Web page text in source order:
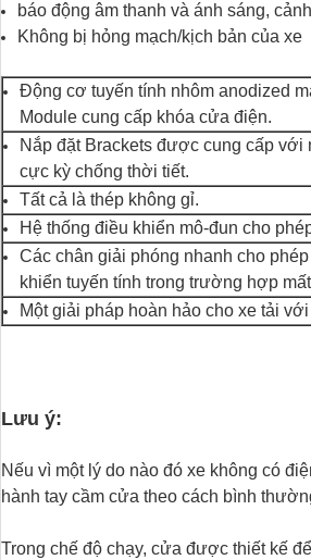
báo động âm thanh và ánh sáng,
Không bị hỏng mạch/kịch bản của xe
Động cơ tuyến tính nhôm anodized
Module cung cấp khóa cửa điện.
Nắp đặt Brackets được cung cấp
cực kỳ chống thời tiết.
Tất cả là thép không gỉ.
Hệ thống điều khiển mô-đun cho
Các chân giải phóng nhanh cho
khiển tuyến tính trong trường hợp
Một giải pháp hoàn hảo cho xe tải
Lưu ý:
Nếu vì một lý do nào đó xe không có
hành tay cầm cửa theo cách bình
Trong chế độ chạy, cửa được thiết kế